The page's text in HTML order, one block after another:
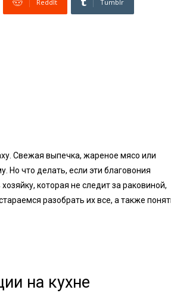
ReddIt Tumblr
Свежая выпечка, жареное мясо или
Но что делать, если эти благовония
которая не следит за раковиной,
разобрать их все, а также
на кухне